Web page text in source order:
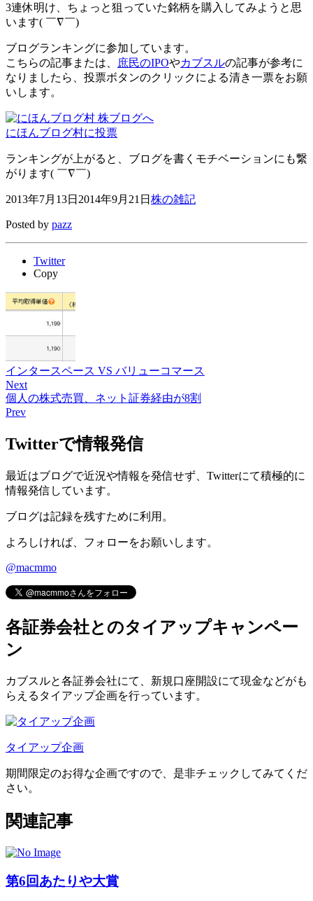
3連休明け、ちょっと狙っていた銘柄を購入してみようと思
います( ￣∇￣)
ブログランキングに参加しています。
こちらの記事または、
庶民のIPOやカブスルの記事が参考に
なりましたら、投票ボタンのクリックによる清き一票をお願
いします。
にほんブログ村に投票
ランキングが上がると、ブログを書くモチベーションにも繋
がります( ￣∇￣)
2013年7月13日 2014年9月21日 株の雑記
Posted by pazz
Twitter
Copy
インタースペース VS バリューコマース
Next
個人の株式売買、ネット証券経由が8割
Prev
Twitterで情報発信
最近はブログで近況や情報を発信せず、Twitterにて積極的に
情報発信しています。
ブログは記録を残すために利用。
よろしければ、フォローをお願いします。
@macmmo
各証券会社とのタイアップキャンペー
ン
カブスルと各証券会社にて、 新規口座開設にて現金などがも
らえるタイアップ企画を行っています。
タイアップ企画
期間限定のお得な企画ですので、是非チェックしてみてくだ
さい。
関連記事
第6回あたりや大賞